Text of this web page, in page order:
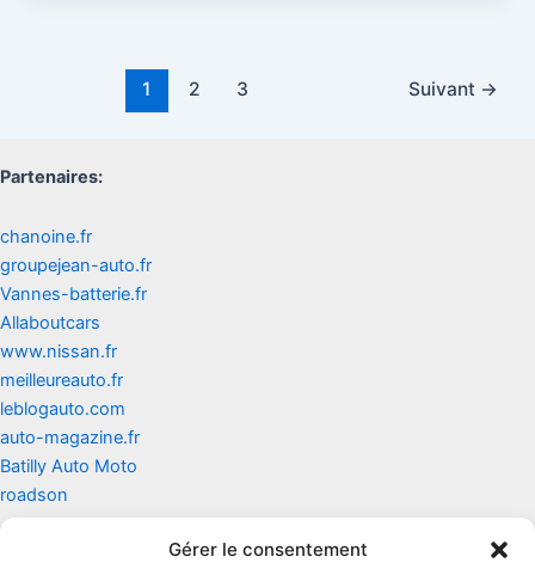
Gérer le consentement
1 2 3 Suivant →
Partenaires:
chanoine.fr
groupejean-auto.fr
Vannes-batterie.fr
Allaboutcars
www.nissan.fr
meilleureauto.fr
leblogauto.com
auto-magazine.fr
Batilly Auto Moto
roadson